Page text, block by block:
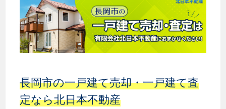
長岡市の一戸建て売却・一戸建て査
定なら北日本不動産